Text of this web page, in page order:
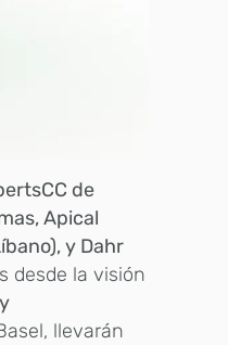
de
Apical
y Dahr
desde la visión
llevarán